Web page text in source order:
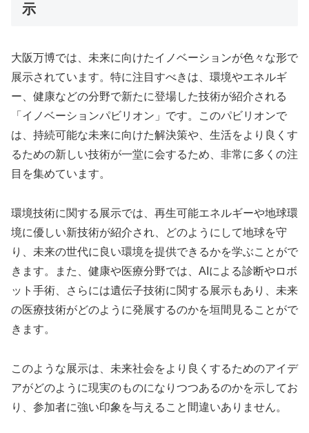
示
大阪万博では、未来に向けたイノベーションが色々な形で
展示されています。特に注目すべきは、環境やエネルギ
ー、健康などの分野で新たに登場した技術が紹介される
「イノベーションパビリオン」です。このパビリオンで
は、持続可能な未来に向けた解決策や、生活をより良くす
るための新しい技術が一堂に会するため、非常に多くの注
目を集めています。
環境技術に関する展示では、再生可能エネルギーや地球環
境に優しい新技術が紹介され、どのようにして地球を守
り、未来の世代に良い環境を提供できるかを学ぶことがで
きます。また、健康や医療分野では、AIによる診断やロボ
ット手術、さらには遺伝子技術に関する展示もあり、未来
の医療技術がどのように発展するのかを垣間見ることがで
きます。
このような展示は、未来社会をより良くするためのアイデ
アがどのように現実のものになりつつあるのかを示してお
り、参加者に強い印象を与えること間違いありません。